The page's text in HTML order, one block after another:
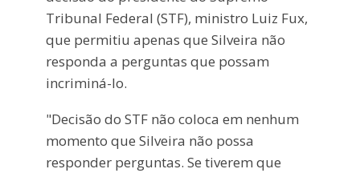
Tribunal Federal (STF), ministro Luiz Fux,
que permitiu apenas que Silveira não
responda a perguntas que possam
incriminá-lo.
"Decisão do STF não coloca em nenhum
momento que Silveira não possa
responder perguntas. Se tiverem que